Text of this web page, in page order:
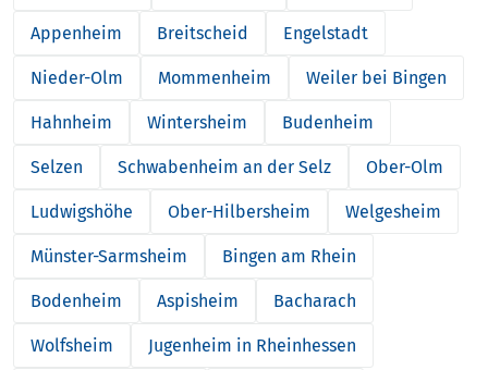
Appenheim Breitscheid Engelstadt
Nieder-Olm Mommenheim Weiler bei Bingen
Hahnheim Wintersheim Budenheim
Selzen Schwabenheim an der Selz Ober-Olm
Ludwigshöhe Ober-Hilbersheim Welgesheim
Münster-Sarmsheim Bingen am Rhein
Bodenheim Aspisheim Bacharach
Wolfsheim Jugenheim in Rheinhessen